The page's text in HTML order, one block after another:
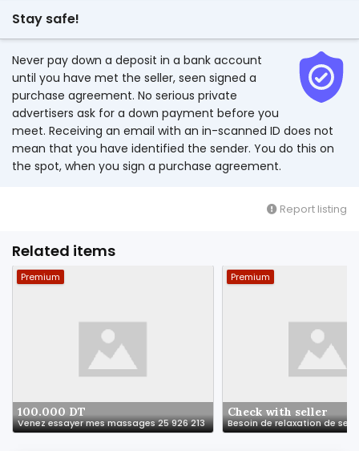
Stay safe!
Never pay down a deposit in a bank account
until you have met the seller, seen signed a
purchase agreement. No serious private
advertisers ask for a down payment before you
meet. Receiving an email with an in-scanned ID does not
mean that you have identified the sender. You do this on
the spot, when you sign a purchase agreement.
Report listing
Related items
Premium
100.000 DT
Venez essayer mes massages 25 926 213
Premium
Check with seller